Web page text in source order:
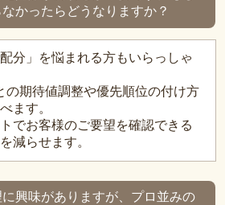
かったらどうなりますか？
分」を悩まれる方もいらっしゃ
の期待値調整や優先順位の付け方
ます。
でお客様のご要望を確認できる
減らせます。
に興味がありますが、プロ並みの